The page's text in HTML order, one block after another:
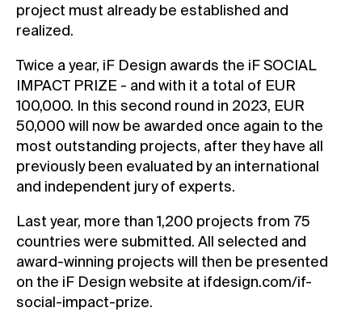
project must already be established and
realized.
Twice a year, iF Design awards the iF SOCIAL
IMPACT PRIZE - and with it a total of EUR
100,000. In this second round in 2023, EUR
50,000 will now be awarded once again to the
most outstanding projects, after they have all
previously been evaluated by an international
and independent jury of experts.
Last year, more than 1,200 projects from 75
countries were submitted. All selected and
award-winning projects will then be presented
on the iF Design website at ifdesign.com/if-
social-impact-prize.